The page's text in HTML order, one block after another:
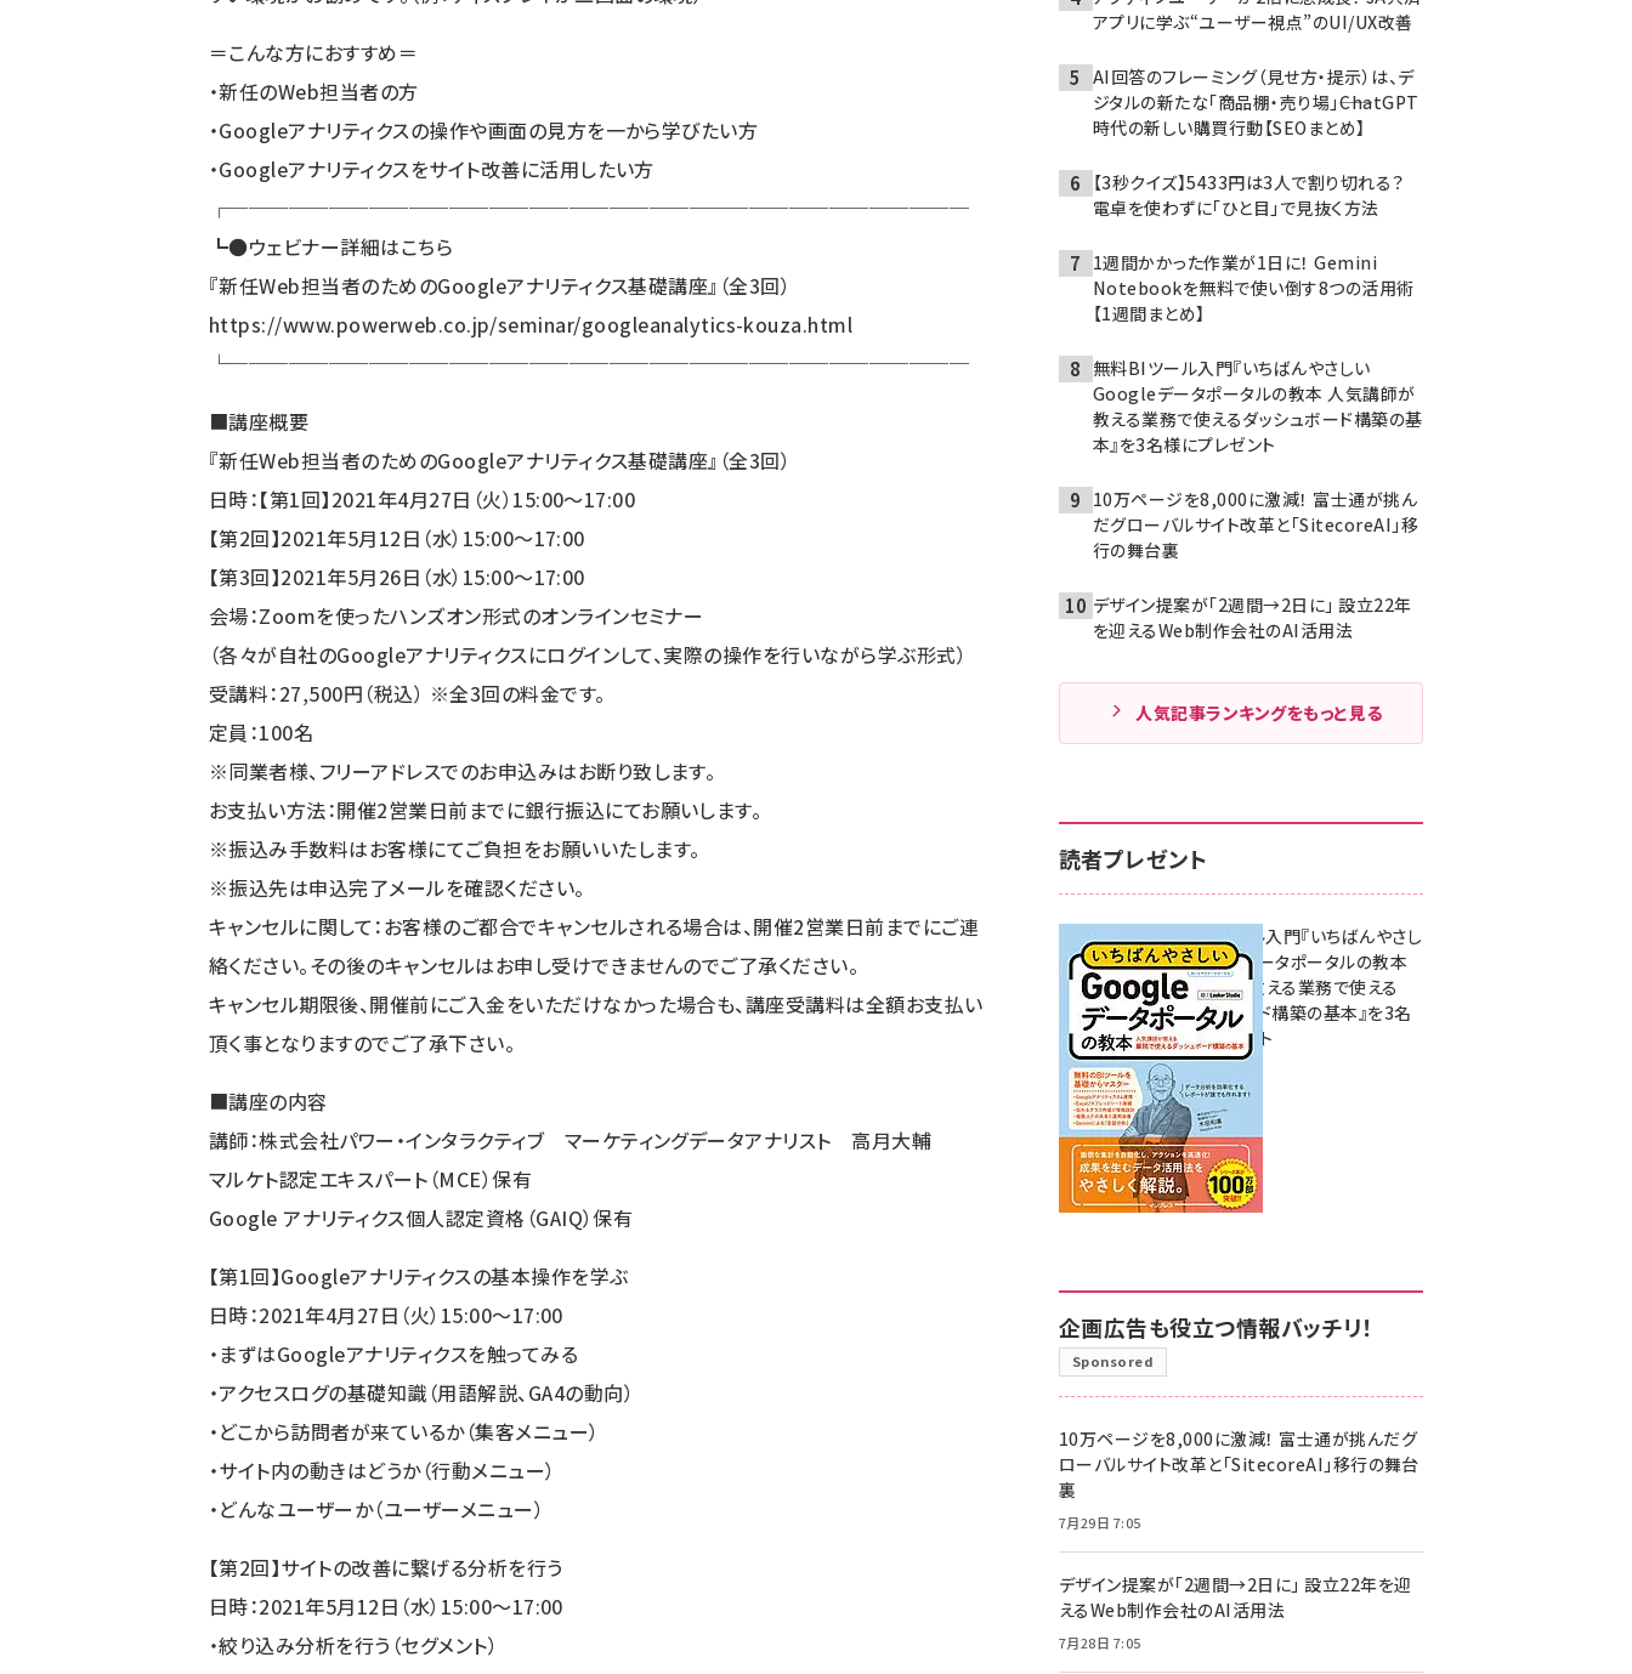
＝こんな方におすすめ＝
・新任のWeb担当者の方
・Googleアナリティクスの操作や画面の見方を一から学びたい方
・Googleアナリティクスをサイト改善に活用したい方
┌─────────────────────────────────────
┗●ウェビナー詳細はこちら
『新任Web担当者のためのGoogleアナリティクス基礎講座』（全3回）
https://www.powerweb.co.jp/seminar/googleanalytics-kouza.html
└─────────────────────────────────────
■講座概要
『新任Web担当者のためのGoogleアナリティクス基礎講座』（全3回）
日時：【第1回】2021年4月27日（火）15:00～17:00
【第2回】2021年5月12日（水）15:00～17:00
【第3回】2021年5月26日（水）15:00～17:00
会場：Zoomを使ったハンズオン形式のオンラインセミナー
（各々が自社のGoogleアナリティクスにログインして、実際の操作を行いながら学ぶ形式）
受講料：27,500円（税込） ※全3回の料金です。
定員：100名
※同業者様、フリーアドレスでのお申込みはお断り致します。
お支払い方法：開催2営業日前までに銀行振込にてお願いします。
※振込み手数料はお客様にてご負担をお願いいたします。
※振込先は申込完了メールを確認ください。
キャンセルに関して：お客様のご都合でキャンセルされる場合は、開催2営業日前までにご連
絡ください。その後のキャンセルはお申し受けできませんのでご了承ください。
キャンセル期限後、開催前にご入金をいただけなかった場合も、講座受講料は全額お支払い
頂く事となりますのでご了承下さい。
■講座の内容
講師：株式会社パワー・インタラクティブ マーケティングデータアナリスト 高月大輔
マルケト認定エキスパート（MCE）保有
Google アナリティクス個人認定資格（GAIQ）保有
【第1回】Googleアナリティクスの基本操作を学ぶ
日時：2021年4月27日（火）15:00～17:00
・まずはGoogleアナリティクスを触ってみる
・アクセスログの基礎知識（用語解説、GA4の動向）
・どこから訪問者が来ているか（集客メニュー）
・サイト内の動きはどうか（行動メニュー）
・どんなユーザーか（ユーザーメニュー）
【第2回】サイトの改善に繋げる分析を行う
日時：2021年5月12日（水）15:00～17:00
・絞り込み分析を行う（セグメント）
アプリに学ぶ“ユーザー視点”のUI/UX改善
AI回答のフレーミング（見せ方・提示）は、デ
ジタルの新たな「商品棚・売り場」――ChatGPT
時代の新しい購買行動【SEOまとめ】
【3秒クイズ】5433円は3人で割り切れる？
電卓を使わずに「ひと目」で見抜く方法
1週間かかった作業が1日に！ Gemini
Notebookを無料で使い倒す8つの活用術
【1週間まとめ】
無料BIツール入門『いちばんやさしい
Googleデータポータルの教本 人気講師が
教える業務で使えるダッシュボード構築の基
本』を3名様にプレゼント
10万ページを8,000に激減！ 富士通が挑ん
だグローバルサイト改革と「SitecoreAI」移
行の舞台裏
デザイン提案が「2週間→2日に」 設立22年
を迎えるWeb制作会社のAI活用法
人気記事ランキングをもっと見る
読者プレゼント
無料BIツール入門『いちばんやさし
いGoogleデータポータルの教本
人気講師が教える業務で使える
ダッシュボード構築の基本』を3名
様にプレゼント
7月31日 10:00
企画広告も役立つ情報バッチリ！
Sponsored
10万ページを8,000に激減！ 富士通が挑んだグ
ローバルサイト改革と「SitecoreAI」移行の舞台
裏
7月29日 7:05
デザイン提案が「2週間→2日に」 設立22年を迎
えるWeb制作会社のAI活用法
7月28日 7:05